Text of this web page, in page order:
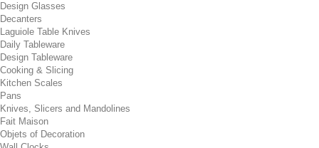
Design Glasses
Decanters
Laguiole Table Knives
Daily Tableware
Design Tableware
Cooking & Slicing
Kitchen Scales
Pans
Knives, Slicers and Mandolines
Fait Maison
Objets of Decoration